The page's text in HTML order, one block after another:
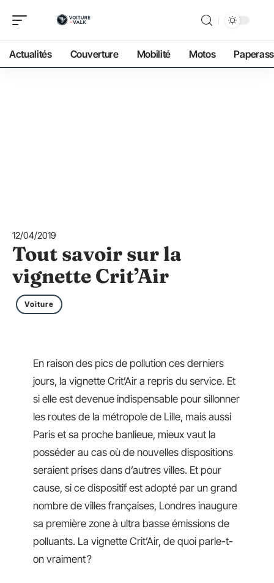
Actualités Couverture Mobilité Motos
12/04/2019
Tout savoir sur la
vignette Crit’Air
Voiture
En raison des pics de pollution ces derniers
jours, la vignette Crit’Air a repris du service. Et
si elle est devenue indispensable pour sillonner
les routes de la métropole de Lille, mais aussi
Paris et sa proche banlieue, mieux vaut la
posséder au cas où de nouvelles dispositions
seraient prises dans d’autres villes. Et pour
cause, si ce dispositif est adopté par un grand
nombre de villes françaises, Londres inaugure
sa première zone à ultra basse émissions de
polluants. La vignette Crit’Air, de quoi parle-t-
on vraiment ?